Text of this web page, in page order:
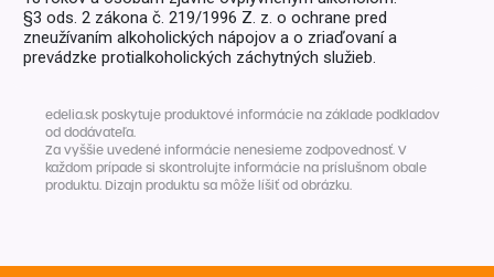
§3 ods. 2 zákona č. 219/1996 Z. z. o ochrane pred
zneužívaním alkoholických nápojov a o zriaďovaní a
prevádzke protialkoholických záchytných služieb.
edelia.sk poskytuje produktové informácie na základe podkladov
od dodávateľa.
Za vyššie uvedené informácie nenesieme zodpovednosť. V
každom prípade si skontrolujte informácie na príslušnom obale
produktu. Dizajn produktu sa môže líšiť od obrázku.